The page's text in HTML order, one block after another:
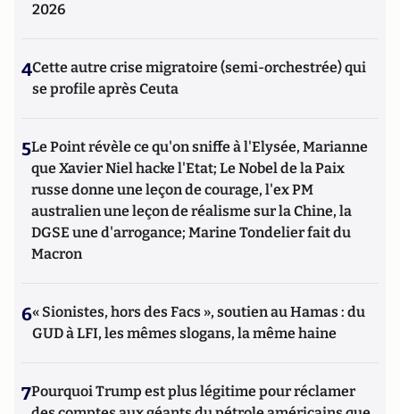
2026
4Cette autre crise migratoire (semi-orchestrée) qui
se profile après Ceuta
5Le Point révèle ce qu'on sniffe à l'Elysée, Marianne
que Xavier Niel hacke l'Etat; Le Nobel de la Paix
russe donne une leçon de courage, l'ex PM
australien une leçon de réalisme sur la Chine, la
DGSE une d'arrogance; Marine Tondelier fait du
Macron
6« Sionistes, hors des Facs », soutien au Hamas : du
GUD à LFI, les mêmes slogans, la même haine
7Pourquoi Trump est plus légitime pour réclamer